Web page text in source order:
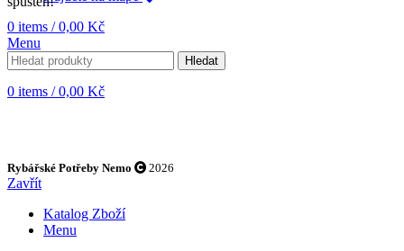
0 items / 0,00 Kč
Menu
Hledat
0 items / 0,00 Kč
Rybářské Potřeby Nemo 2026
Zavřít
Katalog Zboží
Menu